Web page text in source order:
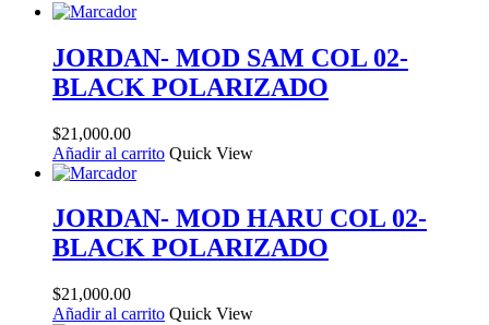
JORDAN- MOD SAM COL 02-
BLACK POLARIZADO
$21,000.00
Añadir al carrito Quick View
JORDAN- MOD HARU COL 02-
BLACK POLARIZADO
$21,000.00
Añadir al carrito Quick View